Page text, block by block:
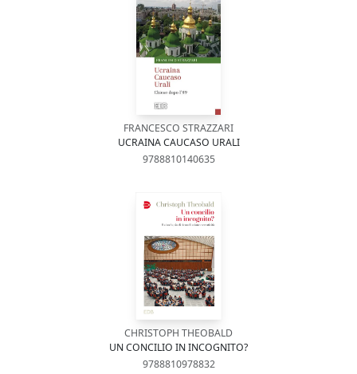
FRANCESCO STRAZZARI
UCRAINA CAUCASO URALI
9788810140635
CHRISTOPH THEOBALD
UN CONCILIO IN INCOGNITO?
9788810978832